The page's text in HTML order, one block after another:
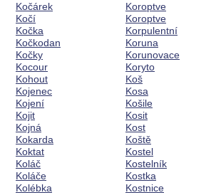
Kočárek
Kočí
Kočka
Kočkodan
Kočky
Kocour
Kohout
Kojenec
Kojení
Kojit
Kojná
Kokarda
Koktat
Koláč
Koláče
Kolébka
Koroptve
Koroptve
Korpulentní
Koruna
Korunovace
Koryto
Koš
Kosa
Košile
Kosit
Kost
Koště
Kostel
Kostelník
Kostka
Kostnice